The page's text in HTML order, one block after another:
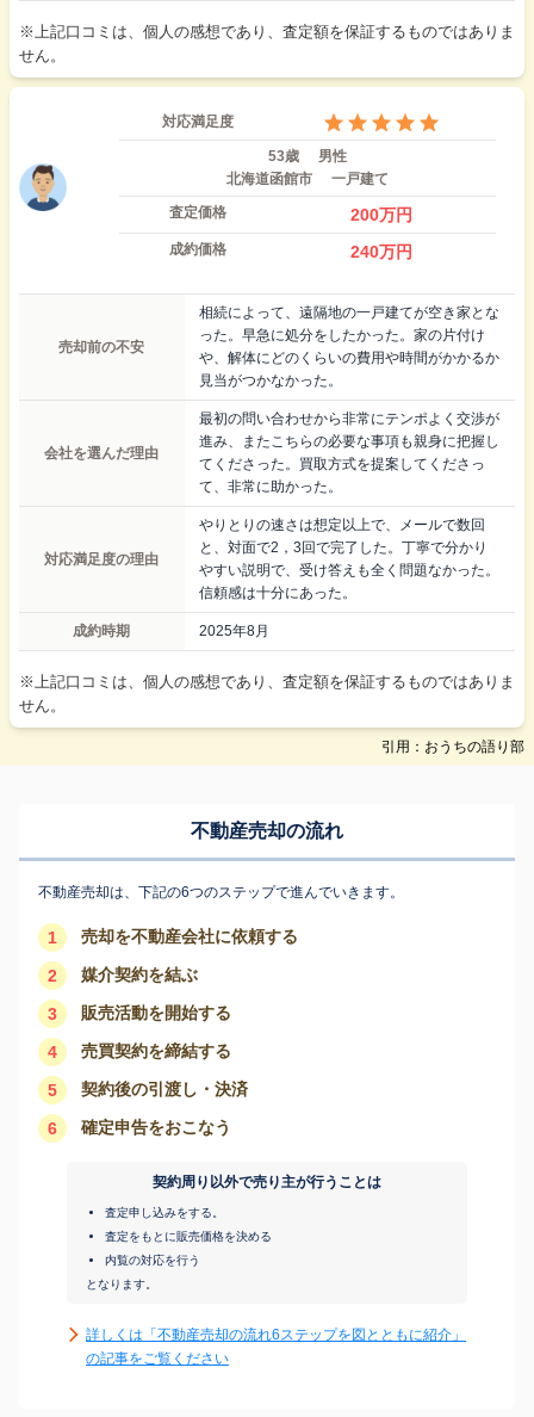
※上記口コミは、個人の感想であり、査定額を保証するものではありま
せん。
対応満足度
53歳
男性
北海道函館市
一戸建て
査定価格
200万円
成約価格 240万円
売却前の不安
相続によって、遠隔地の一戸建てが空き家とな
った。早急に処分をしたかった。家の片付け
や、解体にどのくらいの費用や時間がかかるか
見当がつかなかった。
会社を選んだ理由
最初の問い合わせから非常にテンポよく交渉が
進み、またこちらの必要な事項も親身に把握し
てくださった。買取方式を提案してくださっ
て、非常に助かった。
対応満足度の理由
やりとりの速さは想定以上で、メールで数回
と、対面で2，3回で完了した。丁寧で分かり
やすい説明で、受け答えも全く問題なかった。
信頼感は十分にあった。
成約時期 2025年8月
※上記口コミは、個人の感想であり、査定額を保証するものではありま
せん。
引用：おうちの語り部
不動産売却の流れ
不動産売却は、下記の6つのステップで進んでいきます。
1 売却を不動産会社に依頼する
2 媒介契約を結ぶ
3 販売活動を開始する
4 売買契約を締結する
5 契約後の引渡し・決済
6 確定申告をおこなう
契約周り以外で売り主が行うことは
査定申し込みをする。
査定をもとに販売価格を決める
内覧の対応を行う
となります。
詳しくは「不動産売却の流れ6ステップを図とともに紹介」
の記事をご覧ください